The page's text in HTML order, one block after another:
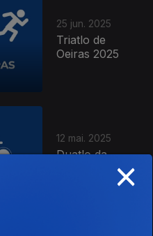
25 jun. 2025
Triatlo de
Oeiras 2025
12 mai. 2025
Duatlo da
Malhada Sorda
×